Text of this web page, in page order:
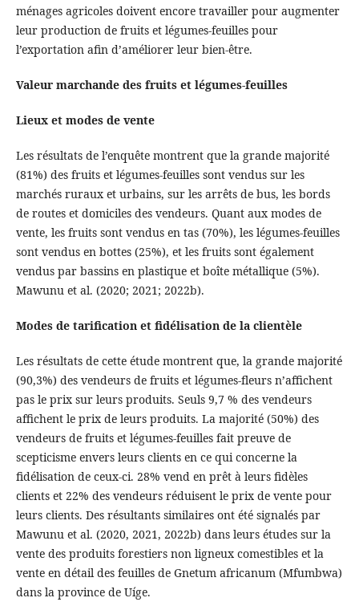
ménages agricoles doivent encore travailler pour augmenter
leur production de fruits et légumes-feuilles pour
l’exportation afin d’améliorer leur bien-être.
Valeur marchande des fruits et légumes-feuilles
Lieux et modes de vente
Les résultats de l’enquête montrent que la grande majorité
(81%) des fruits et légumes-feuilles sont vendus sur les
marchés ruraux et urbains, sur les arrêts de bus, les bords
de routes et domiciles des vendeurs. Quant aux modes de
vente, les fruits sont vendus en tas (70%), les légumes-feuilles
sont vendus en bottes (25%), et les fruits sont également
vendus par bassins en plastique et boîte métallique (5%).
Mawunu et al. (2020; 2021; 2022b).
Modes de tarification et fidélisation de la clientèle
Les résultats de cette étude montrent que, la grande majorité
(90,3%) des vendeurs de fruits et légumes-fleurs n’affichent
pas le prix sur leurs produits. Seuls 9,7 % des vendeurs
affichent le prix de leurs produits. La majorité (50%) des
vendeurs de fruits et légumes-feuilles fait preuve de
scepticisme envers leurs clients en ce qui concerne la
fidélisation de ceux-ci. 28% vend en prêt à leurs fidèles
clients et 22% des vendeurs réduisent le prix de vente pour
leurs clients. Des résultants similaires ont été signalés par
Mawunu et al. (2020, 2021, 2022b) dans leurs études sur la
vente des produits forestiers non ligneux comestibles et la
vente en détail des feuilles de Gnetum africanum (Mfumbwa)
dans la province de Uíge.